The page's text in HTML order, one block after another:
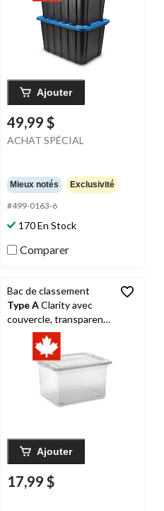
Ajouter
49,99 $
ACHAT SPÉCIAL
Mieux notés Exclusivité
#499-0163-6
170 En Stock
Comparer
Bac de classement
Type AClarity avec
couvercle, transparent,
Ajouter
17,99 $